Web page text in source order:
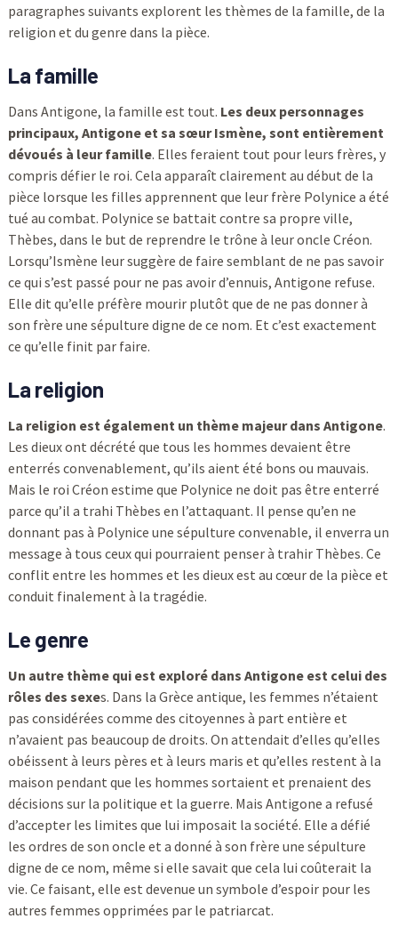
paragraphes suivants explorent les thèmes de la famille, de la
religion et du genre dans la pièce.
La famille
Dans Antigone, la famille est tout. Les deux personnages
principaux, Antigone et sa sœur Ismène, sont entièrement
dévoués à leur famille. Elles feraient tout pour leurs frères, y
compris défier le roi. Cela apparaît clairement au début de la
pièce lorsque les filles apprennent que leur frère Polynice a été
tué au combat. Polynice se battait contre sa propre ville,
Thèbes, dans le but de reprendre le trône à leur oncle Créon.
Lorsqu’Ismène leur suggère de faire semblant de ne pas savoir
ce qui s’est passé pour ne pas avoir d’ennuis, Antigone refuse.
Elle dit qu’elle préfère mourir plutôt que de ne pas donner à
son frère une sépulture digne de ce nom. Et c’est exactement
ce qu’elle finit par faire.
La religion
La religion est également un thème majeur dans Antigone.
Les dieux ont décrété que tous les hommes devaient être
enterrés convenablement, qu’ils aient été bons ou mauvais.
Mais le roi Créon estime que Polynice ne doit pas être enterré
parce qu’il a trahi Thèbes en l’attaquant. Il pense qu’en ne
donnant pas à Polynice une sépulture convenable, il enverra un
message à tous ceux qui pourraient penser à trahir Thèbes. Ce
conflit entre les hommes et les dieux est au cœur de la pièce et
conduit finalement à la tragédie.
Le genre
Un autre thème qui est exploré dans Antigone est celui des
rôles des sexes. Dans la Grèce antique, les femmes n’étaient
pas considérées comme des citoyennes à part entière et
n’avaient pas beaucoup de droits. On attendait d’elles qu’elles
obéissent à leurs pères et à leurs maris et qu’elles restent à la
maison pendant que les hommes sortaient et prenaient des
décisions sur la politique et la guerre. Mais Antigone a refusé
d’accepter les limites que lui imposait la société. Elle a défié
les ordres de son oncle et a donné à son frère une sépulture
digne de ce nom, même si elle savait que cela lui coûterait la
vie. Ce faisant, elle est devenue un symbole d’espoir pour les
autres femmes opprimées par le patriarcat.